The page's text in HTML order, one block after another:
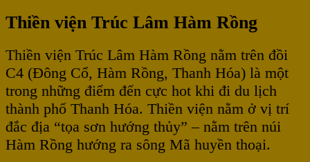
Thiền viện Trúc Lâm Hàm Rồng
Thiền viện Trúc Lâm Hàm Rồng nằm trên đồi
C4 (Đông Cổ, Hàm Rồng, Thanh Hóa) là một
trong những điểm đến cực hot khi đi du lịch
thành phố Thanh Hóa. Thiền viện nằm ở vị trí
đắc địa “tọa sơn hướng thủy” – nằm trên núi
Hàm Rồng hướng ra sông Mã huyền thoại.